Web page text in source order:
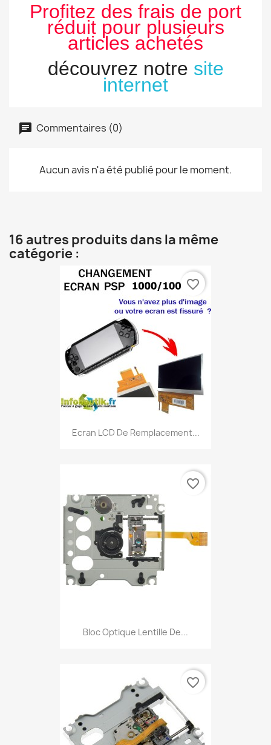
Profitez des frais de port
réduit pour plusieurs
articles achetés
découvrez notre site
internet
Commentaires (0)
Aucun avis n'a été publié pour le moment.
16 autres produits dans la même
catégorie :
Ecran LCD De Remplacement...
favorite_border
Bloc Optique Lentille De...
favorite_border
favorite_border